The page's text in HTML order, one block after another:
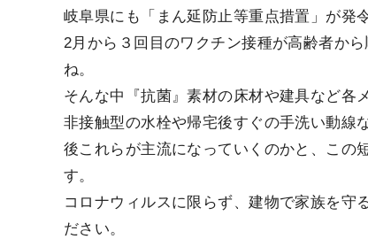
岐阜県にも「まん延防止等重点措置」が発
2月から３回目のワクチン接種が高齢者か
ね。
そんな中『抗菌』素材の床材や建具など各
非接触型の水栓や帰宅後すぐの手洗い動線
後これらが主流になっていくのかと、この
す。
コロナウィルスに限らず、建物で家族を守
ださい。